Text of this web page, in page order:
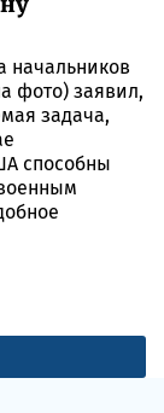
начальников
фото) заявил,
задача,
способны